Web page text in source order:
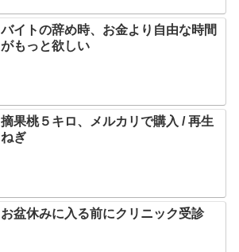
バイトの辞め時、お金より自由な時間
がもっと欲しい
摘果桃５キロ、メルカリで購入 / 再生
ねぎ
お盆休みに入る前にクリニック受診